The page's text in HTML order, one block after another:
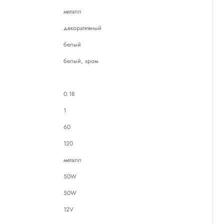
металл
декоративный
белый
белый, хром
0.18
1
60
120
металл
50W
50W
12V